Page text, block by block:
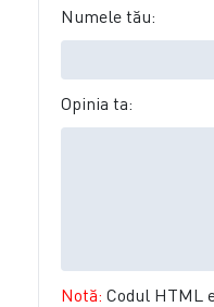
Numele tău:
Opinia ta:
Notă: Codul HTML